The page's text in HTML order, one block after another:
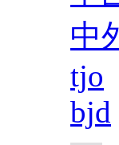
中
tjo
bjd